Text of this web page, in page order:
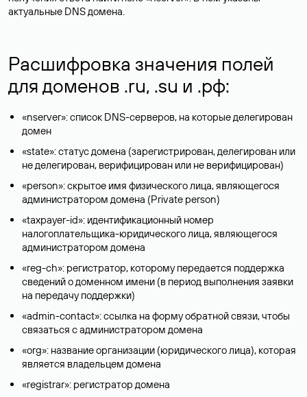
актуальные DNS домена.
Расшифровка значения полей
для доменов .ru, .su и .рф:
«nserver»: список DNS-серверов, на которые делегирован
домен
«state»: статус домена (зарегистрирован, делегирован или
не делегирован, верифицирован или не верифицирован)
«person»: скрытое имя физического лица, являющегося
администратором домена (Privatе person)
«taxpayer-id»: идентификационный номер
налогоплательщика-юридического лица, являющегося
администратором домена
«reg-ch»: регистратор, которому передается поддержка
сведений о доменном имени (в период выполнения заявки
на передачу поддержки)
«admin-contact»: ссылка на форму обратной связи, чтобы
связаться с администратором домена
«org»: название организации (юридического лица), которая
является владельцем домена
«registrar»: регистратор домена